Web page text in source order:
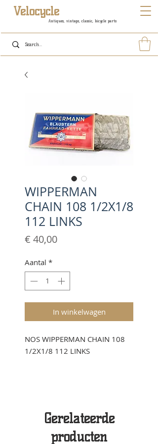
Antiques, vintage, classic, bicycle parts
Velocycle
WIPPERMAN
CHAIN 108 1/2X1/8
112 LINKS
€ 40,00Prijs
Aantal *
In winkelwagen
NOS WIPPERMAN CHAIN 108
1/2X1/8 112 LINKS
Gerelateerde
producten